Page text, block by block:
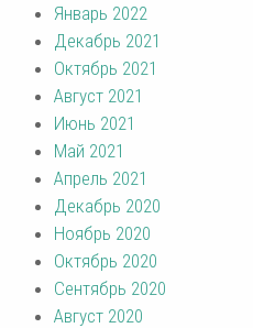
Январь 2022
Декабрь 2021
Октябрь 2021
Август 2021
Июнь 2021
Май 2021
Апрель 2021
Декабрь 2020
Ноябрь 2020
Октябрь 2020
Сентябрь 2020
Август 2020